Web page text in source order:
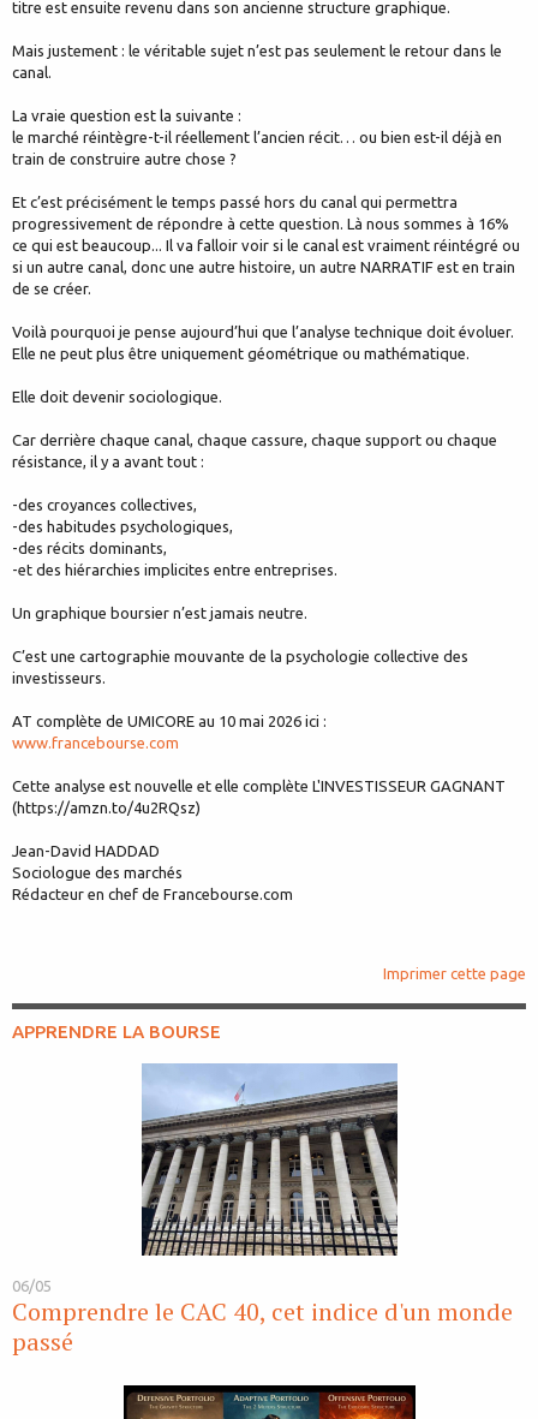
titre est ensuite revenu dans son ancienne structure graphique.
Mais justement : le véritable sujet n’est pas seulement le retour dans le
canal.
La vraie question est la suivante :
le marché réintègre-t-il réellement l’ancien récit… ou bien est-il déjà en
train de construire autre chose ?
Et c’est précisément le temps passé hors du canal qui permettra
progressivement de répondre à cette question. Là nous sommes à 16%
ce qui est beaucoup... Il va falloir voir si le canal est vraiment réintégré ou
si un autre canal, donc une autre histoire, un autre NARRATIF est en train
de se créer.
Voilà pourquoi je pense aujourd’hui que l’analyse technique doit évoluer.
Elle ne peut plus être uniquement géométrique ou mathématique.
Elle doit devenir sociologique.
Car derrière chaque canal, chaque cassure, chaque support ou chaque
résistance, il y a avant tout :
-des croyances collectives,
-des habitudes psychologiques,
-des récits dominants,
-et des hiérarchies implicites entre entreprises.
Un graphique boursier n’est jamais neutre.
C’est une cartographie mouvante de la psychologie collective des
investisseurs.
AT complète de UMICORE au 10 mai 2026 ici :
www.francebourse.com
Cette analyse est nouvelle et elle complète L'INVESTISSEUR GAGNANT
(https://amzn.to/4u2RQsz)
Jean-David HADDAD
Sociologue des marchés
Rédacteur en chef de Francebourse.com
Imprimer cette page
APPRENDRE LA BOURSE
06/05
Comprendre le CAC 40, cet indice d'un monde
passé